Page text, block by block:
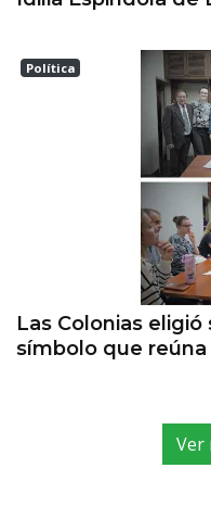
Política
Las Colonias eligió
símbolo que
Ver